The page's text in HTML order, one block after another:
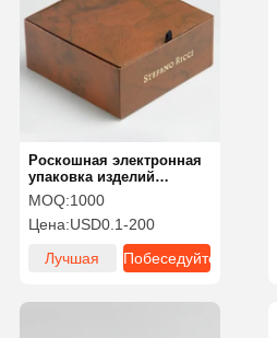
Роскошная электронная
упаковка изделий
деревянные зерна с
крышкой для подарков
MOQ:1000
Цена:USD0.1-200
Лучшая
Побеседуйте